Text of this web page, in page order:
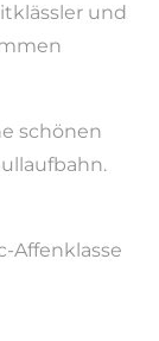
und
schönen
Affenklasse